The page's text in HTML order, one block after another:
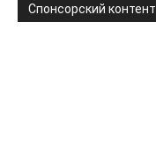
Спонсорский контент